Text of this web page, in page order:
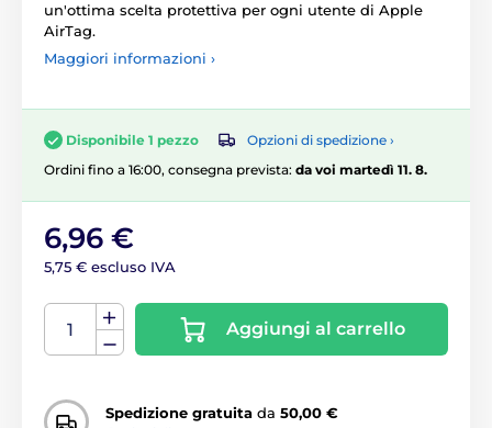
un'ottima scelta protettiva per ogni utente di Apple
AirTag.
Maggiori informazioni ›
Disponibile 1 pezzo
Opzioni di spedizione ›
Ordini fino a 16:00, consegna prevista: da voi martedì 11. 8.
6,96 €
5,75 € escluso IVA
Aggiungi al carrello
Spedizione gratuita da 50,00 €